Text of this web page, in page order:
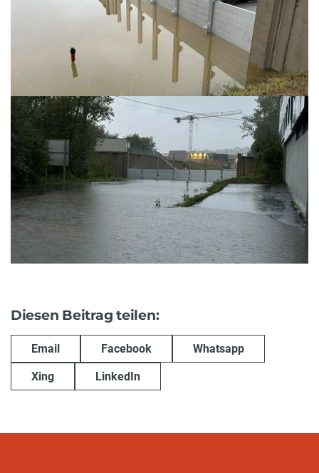
Diesen Beitrag teilen:
Email Facebook Whatsapp
Xing LinkedIn